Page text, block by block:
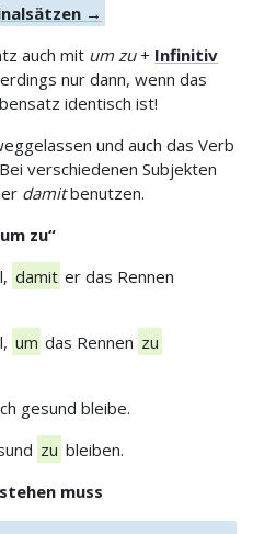
→
auch mit um zu+ Infinitiv
nur dann, wenn das
identisch ist!
und auch das Verb
verschiedenen Subjekten
damitbenutzen.
zu“
damit er das Rennen
um das Rennen zu
gesund bleibe.
zu bleiben.
muss